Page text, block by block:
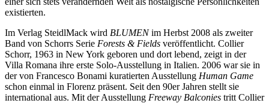
existierten.
Im Verlag SteidlMack wird BLUMENim Herbst 2008 als zweiter
Band von Schorrs Serie Forests & Fields veröffentlicht. Collier
Schorr, 1963 in New York geboren und dort lebend, zeigt in der
Villa Romana ihre erste Solo-Ausstellung in Italien. 2006 war sie in
der von Francesco Bonami kuratierten Ausstellung Human Game
schon einmal in Florenz präsent. Seit den 90er Jahren stellt sie
international aus. Mit der Ausstellung Freeway Balconies tritt Collier